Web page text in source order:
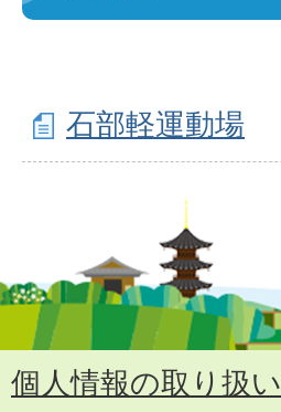
石部軽運動場
個人情報の取り扱い